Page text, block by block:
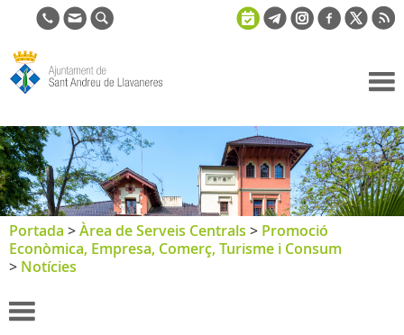
de Sant
Andreu de
Llavaneres
Portada >Àrea de Serveis Centrals > Promoció
Econòmica, Empresa, Comerç, Turisme i Consum
> Notícies